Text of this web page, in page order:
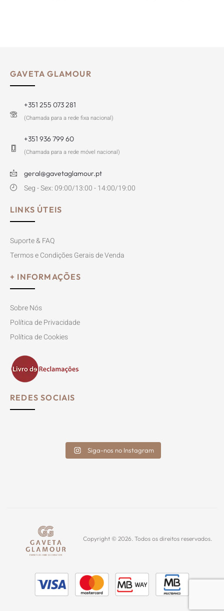
GAVETA GLAMOUR
+351 255 073 281
(Chamada para a rede fixa nacional)
+351 936 799 60
(Chamada para a rede móvel nacional)
geral@gavetaglamour.pt
Seg - Sex: 09:00/13:00 - 14:00/19:00
LINKS ÚTEIS
Suporte & FAQ
Termos e Condições Gerais de Venda
+ INFORMAÇÕES
Sobre Nós
Política de Privacidade
Política de Cookies
REDES SOCIAIS
Siga-nos no Instagram
Copyright © 2026. Todos os direitos reservados.